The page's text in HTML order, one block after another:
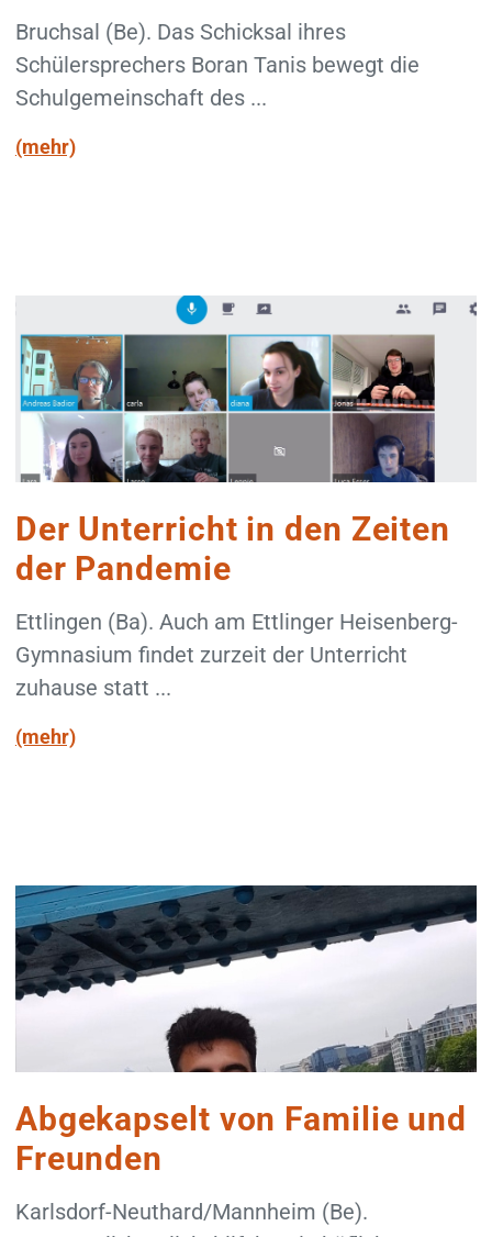
Bruchsal (Be). Das Schicksal ihres
Schülersprechers Boran Tanis bewegt die
Schulgemeinschaft des ...
(mehr)
Der Unterricht in den Zeiten
der Pandemie
Ettlingen (Ba). Auch am Ettlinger Heisenberg-
Gymnasium findet zurzeit der Unterricht
zuhause statt ...
(mehr)
Abgekapselt von Familie und
Freunden
Karlsdorf-Neuthard/Mannheim (Be).